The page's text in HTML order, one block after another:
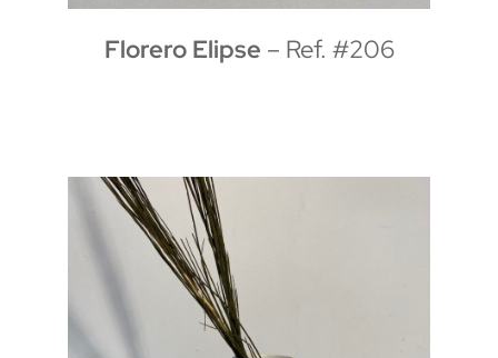
Florero Elipse – Ref. #206